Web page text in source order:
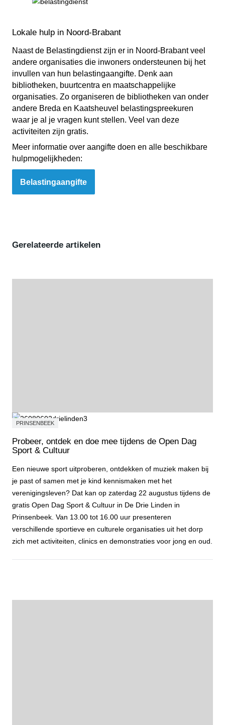
Lokale hulp in Noord-Brabant
Naast de Belastingdienst zijn er in Noord-Brabant veel
andere organisaties die inwoners ondersteunen bij het
invullen van hun belastingaangifte. Denk aan
bibliotheken, buurtcentra en maatschappelijke
organisaties. Zo organiseren de bibliotheken van onder
andere Breda en Kaatsheuvel belastingspreekuren
waar je al je vragen kunt stellen. Veel van deze
activiteiten zijn gratis.
Meer informatie over aangifte doen en alle beschikbare
hulpmogelijkheden:
Belastingaangifte
Gerelateerde artikelen
PRINSENBEEK
Probeer, ontdek en doe mee tijdens de Open Dag
Sport & Cultuur
Een nieuwe sport uitproberen, ontdekken of muziek maken bij
je past of samen met je kind kennismaken met het
verenigingsleven? Dat kan op zaterdag 22 augustus tijdens de
gratis Open Dag Sport & Cultuur in De Drie Linden in
Prinsenbeek. Van 13.00 tot 16.00 uur presenteren
verschillende sportieve en culturele organisaties uit het dorp
zich met activiteiten, clinics en demonstraties voor jong en oud.